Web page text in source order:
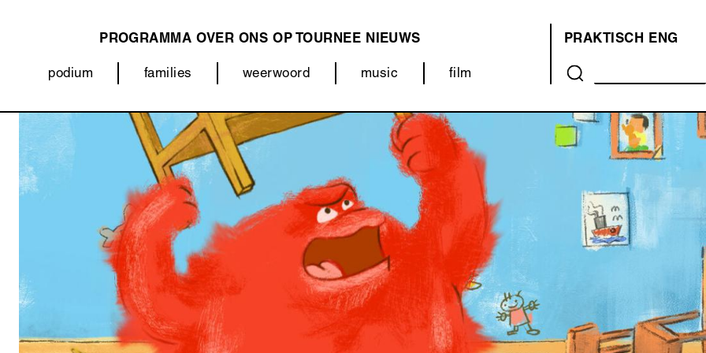
Categorieën
(menu)
podium families weerwoord music film
NAVIGATION
PROGRAMMA OVER ONS OP TOURNEE NIEUWS
OVER
ONS
(MENU)
PRAKTISCH ENG